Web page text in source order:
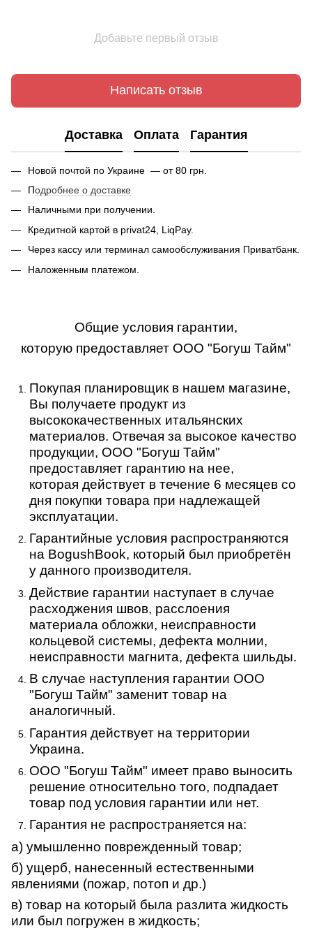
Добавьте первый отзыв
Написать отзыв
Доставка Оплата Гарантия
Новой почтой по Украине — от 80 грн.
Подробнее о доставке
Наличными при получении.
Кредитной картой в privat24, LiqPay.
Через кассу или терминал самообслуживания Приватбанк.
Наложенным платежом.
Общие условия гарантии,
которую предоставляет ООО "Богуш Тайм"
Покупая планировщик в нашем магазине,
Вы получаете продукт из
высококачественных итальянских
материалов. Отвечая за высокое качество
продукции, ООО "Богуш Тайм"
предоставляет гарантию на нее,
которая действует в течение 6 месяцев со
дня покупки товара при надлежащей
эксплуатации.
Гарантийные условия распространяются
на BogushBook, который был приобретён
у данного производителя.
Действие гарантии наступает в случае
расходжения швов, расслоения
материала обложки, неисправности
кольцевой системы, дефекта молнии,
неисправности магнита, дефекта шильды.
В случае наступления гарантии ООО
"Богуш Тайм" заменит товар на
аналогичный.
Гарантия действует на территории
Украина.
ООО "Богуш Тайм" имеет право выносить
решение относительно того, подпадает
товар под условия гарантии или нет.
Гарантия не распространяется на:
а) умышленно поврежденный товар;
б) ущерб, нанесенный естественными
явлениями (пожар, потоп и др.)
в) товар на который была разлита жидкость
или был погружен в жидкость;